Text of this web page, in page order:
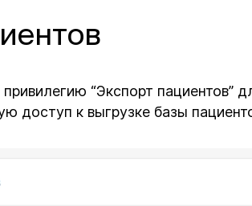
“Экспорт пациентов”
доступ к выгрузке базы